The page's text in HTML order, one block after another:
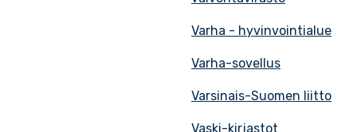
Varha - hyvinvointialue
Varha-sovellus
Varsinais-Suomen liitto
Vaski-kirjastot